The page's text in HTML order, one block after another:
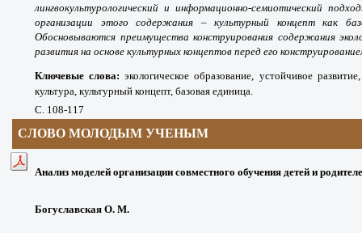
лингвокультурологический и информационно-семиотический
организации этого содержания – культурный концепт как
Обосновываются преимущества конструирования содержания
развития на основе культурных концептов перед его
Ключевые слова:экологическое образование, устойчивое
культура, культурный концепт, базовая единица.
С. 108-117
СЛОВО МОЛОДЫМ УЧЕНЫМ
Анализ моделей организации совместного обучения детей и
Богуславская О. М.